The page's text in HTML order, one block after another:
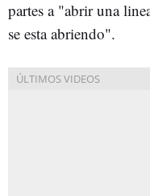
partes a "abrir una
se esta abriendo".